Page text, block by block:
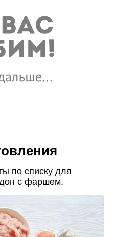
по списку для
с фаршем.